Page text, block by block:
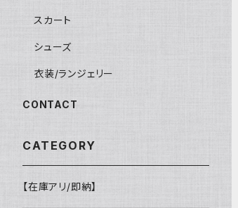
スカート
シューズ
衣装/ランジェリー
CONTACT
CATEGORY
【在庫アリ/即納】